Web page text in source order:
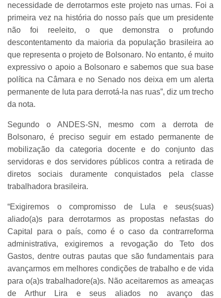
necessidade de derrotarmos este projeto nas urnas. Foi a
primeira vez na história do nosso país que um presidente
não foi reeleito, o que demonstra o profundo
descontentamento da maioria da população brasileira ao
que representa o projeto de Bolsonaro. No entanto, é muito
expressivo o apoio a Bolsonaro e sabemos que sua base
política na Câmara e no Senado nos deixa em um alerta
permanente de luta para derrotá-la nas ruas”, diz um trecho
da nota.
Segundo o ANDES-SN, mesmo com a derrota de
Bolsonaro, é preciso seguir em estado permanente de
mobilização da categoria docente e do conjunto das
servidoras e dos servidores públicos contra a retirada de
diretos sociais duramente conquistados pela classe
trabalhadora brasileira.
“Exigiremos o compromisso de Lula e seus(suas)
aliado(a)s para derrotarmos as propostas nefastas do
Capital para o país, como é o caso da contrarreforma
administrativa, exigiremos a revogação do Teto dos
Gastos, dentre outras pautas que são fundamentais para
avançarmos em melhores condições de trabalho e de vida
para o(a)s trabalhadore(a)s. Não aceitaremos as ameaças
de Arthur Lira e seus aliados no avanço das